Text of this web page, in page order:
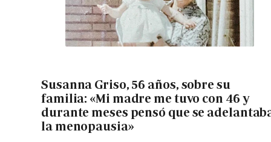
Susanna Griso, 56 años, sobre su
familia: «Mi madre me tuvo con 46 y
durante meses pensó que se
la menopausia»